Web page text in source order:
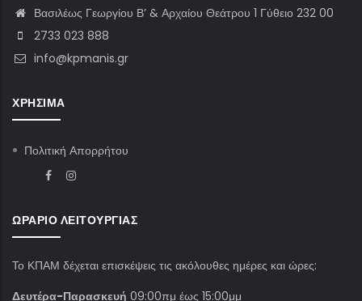
Βασιλέως Γεωργίου Β’ & Αρχαίου Θεάτρου 1 Γύθειο 232 00
2733 023 888
info@kpmanis.gr
ΧΡΉΣΙΜΑ
Πολιτική Απορρήτου
ΩΡΆΡΙΟ ΛΕΙΤΟΥΡΓΊΑΣ
Το ΚΠΑΜ δέχεται επισκέψεις τις ακόλουθες ημέρες και ώρες:
Δευτέρα-Παρασκευή 09:00πμ έως 15:00μμ